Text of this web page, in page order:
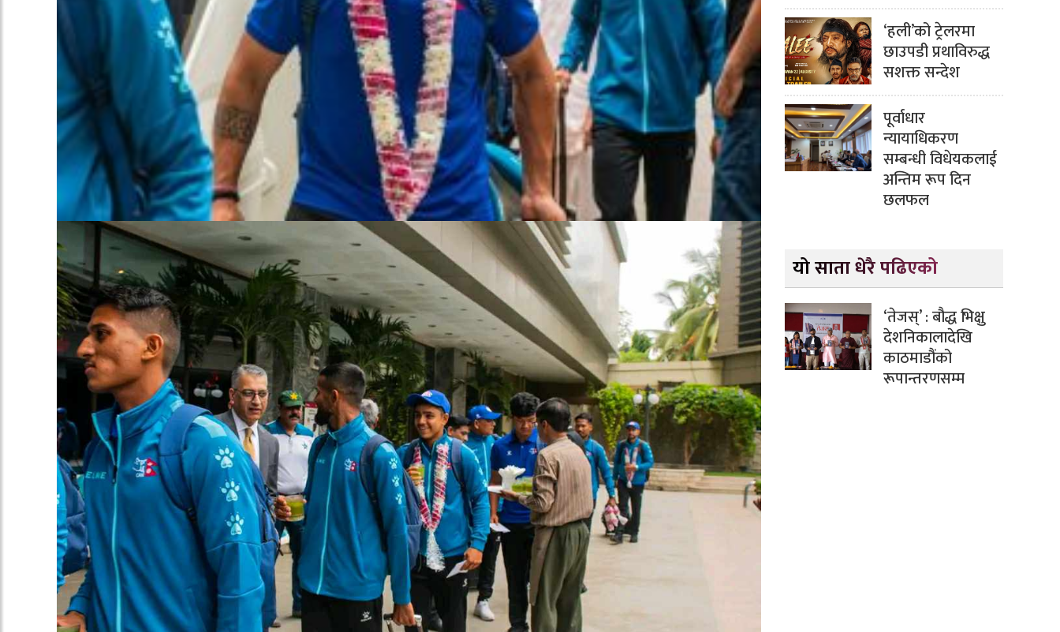
‘हली’को ट्रेलरमा
छाउपडी प्रथाविरुद्ध
सशक्त सन्देश
पूर्वाधार
न्यायाधिकरण
सम्बन्धी विधेयकलाई
अन्तिम रूप दिन
छलफल
यो साता धेरै पढिएको
‘तेजस्’ : बौद्ध भिक्षु
देशनिकालादेखि
काठमाडौंको
रूपान्तरणसम्म